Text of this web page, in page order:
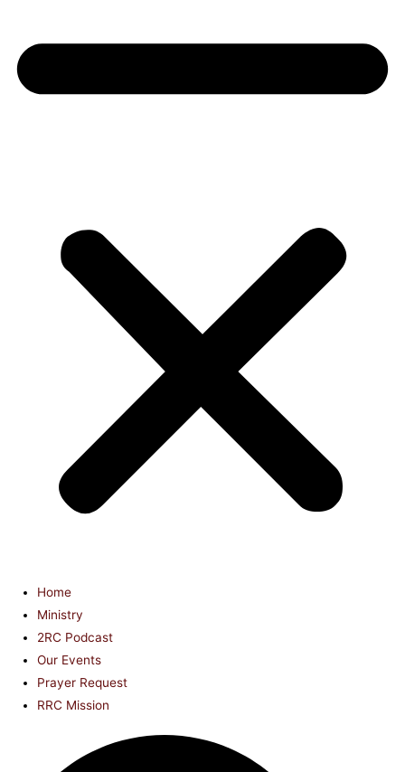
Home
Ministry
2RC Podcast
Our Events
Prayer Request
RRC Mission